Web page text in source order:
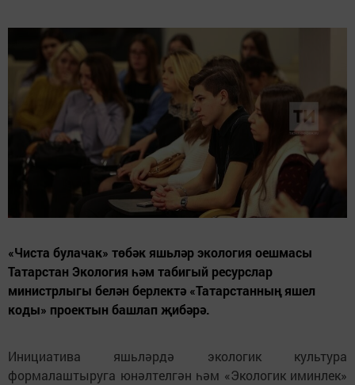
«Чиста булачак» төбәк яшьләр экология оешмасы
Татарстан Экология һәм табигый ресурслар
министрлыгы белән берлектә «Татарстанның яшел
коды» проектын башлап җибәрә.
Инициатива яшьләрдә экологик культура
формалаштыруга юнәлтелгән һәм «Экологик иминлек»